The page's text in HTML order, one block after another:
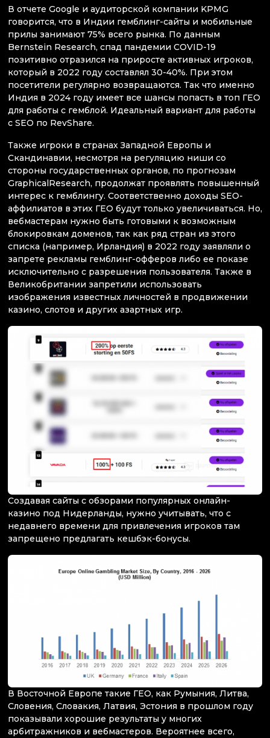
В отчете Google и аудиторской компании KPMG
говорится, что в Индии гемблинг-сайты и мобильные
прилы занимают 75% всего рынка. По данным
Bernstein Research, спад пандемии COVID-19
позитивно отразился на приросте активных игроков,
который в 2022 году составлял 30-40%. При этом
посетители регулярно возвращаются. Так что именно
Индия в 2024 году имеет все шансы попасть в топ ГЕО
для работы с гемблой. Идеальный вариант для работы
с SEO по RevShare.
Также игроки в странах Западной Европы и
Скандинавии, несмотря на регуляцию ниши со
стороны государственных органов, по прогнозам
GraphicalResearch, продолжат проявлять повышенный
интерес к гемблингу. Соответственно доходы SEO-
аффилиатов в этих ГЕО будут только увеличиваться. Но,
вебмастерам нужно быть готовыми к возможным
блокировкам доменов, так как ряд стран из этого
списка (например, Ирландия) в 2022 году заявляли о
запрете рекламы гемблинг-офферов либо ее показе
исключительно с разрешения пользователя. Также в
Великобритании запретили использовать
изображения известных личностей в продвижении
казино, слотов и других азартных игр.
Создавая сайты с обзорами популярных онлайн-
казино под Нидерланды, нужно учитывать, что с
недавнего времени для привлечения игроков там
запрещено предлагать кешбэк-бонусы.
В Восточной Европе такие ГЕО, как Румыния, Литва,
Словения, Словакия, Латвия, Эстония в прошлом году
показывали хорошие результаты у многих
арбитражников и вебмастеров. Вероятнее всего,